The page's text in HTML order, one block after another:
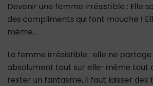
Devenir une femme irrésistible : Elle
des compliments qui font mouche !
même…
La femme irrésistible : elle ne
absolument tout sur elle-même tout
rester un fantasme, il faut laisser des